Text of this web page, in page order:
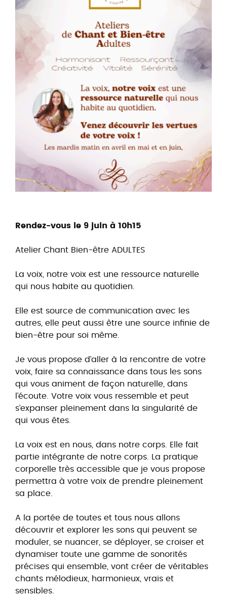
Rendez-vous le 9 juin à 10h15
Atelier Chant Bien-être ADULTES
La voix, notre voix est une ressource naturelle
qui nous habite au quotidien.
Elle est source de communication avec les
autres, elle peut aussi être une source infinie de
bien-être pour soi même.
Je vous propose d’aller à la rencontre de votre
voix, faire sa connaissance dans tous les sons
qui vous animent de façon naturelle, dans
l’écoute. Votre voix vous ressemble et peut
s’expanser pleinement dans la singularité de
qui vous êtes.
La voix est en nous, dans notre corps. Elle fait
partie intégrante de notre corps. La pratique
corporelle très accessible que je vous propose
permettra à votre voix de prendre pleinement
sa place.
A la portée de toutes et tous nous allons
découvrir et explorer les sons qui peuvent se
moduler, se nuancer, se déployer, se croiser et
dynamiser toute une gamme de sonorités
précises qui ensemble, vont créer de véritables
chants mélodieux, harmonieux, vrais et
sensibles.